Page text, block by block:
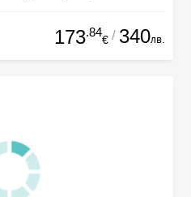
173.84
€ / 340лв.